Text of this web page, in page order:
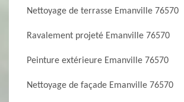
Nettoyage de terrasse Emanville 76570
Ravalement projeté Emanville 76570
Peinture extérieure Emanville 76570
Nettoyage de façade Emanville 76570